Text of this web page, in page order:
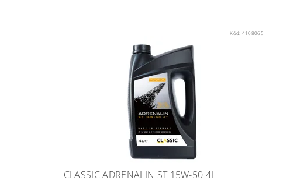
Kód: 4108065
CLASSIC ADRENALIN ST 15W-50 4L